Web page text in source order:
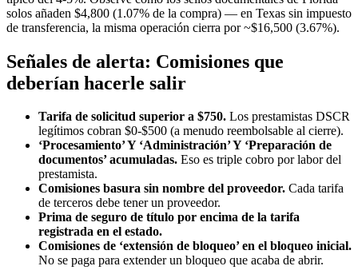
solos añaden $4,800 (1.07% de la compra) — en Texas sin impuesto
de transferencia, la misma operación cierra por ~$16,500 (3.67%).
Señales de alerta: Comisiones que
deberían hacerle salir
Tarifa de solicitud superior a $750. Los prestamistas DSCR
legítimos cobran $0-$500 (a menudo reembolsable al cierre).
‘Procesamiento’ Y ‘Administración’ Y ‘Preparación de
documentos’ acumuladas. Eso es triple cobro por labor del
prestamista.
Comisiones basura sin nombre del proveedor. Cada tarifa
de terceros debe tener un proveedor.
Prima de seguro de título por encima de la tarifa
registrada en el estado.
Comisiones de ‘extensión de bloqueo’ en el bloqueo inicial.
No se paga para extender un bloqueo que acaba de abrir.